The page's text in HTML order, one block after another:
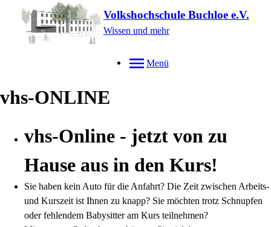
Volkshochschule Buchloe e.V.
Wissen und mehr
Menü
vhs-ONLINE
vhs-Online - jetzt von zu
Hause aus in den Kurs!
Sie haben kein Auto für die Anfahrt? Die Zeit zwischen Arbeits-
und Kurszeit ist Ihnen zu knapp? Sie möchten trotz Schnupfen
oder fehlendem Babysitter am Kurs teilnehmen?